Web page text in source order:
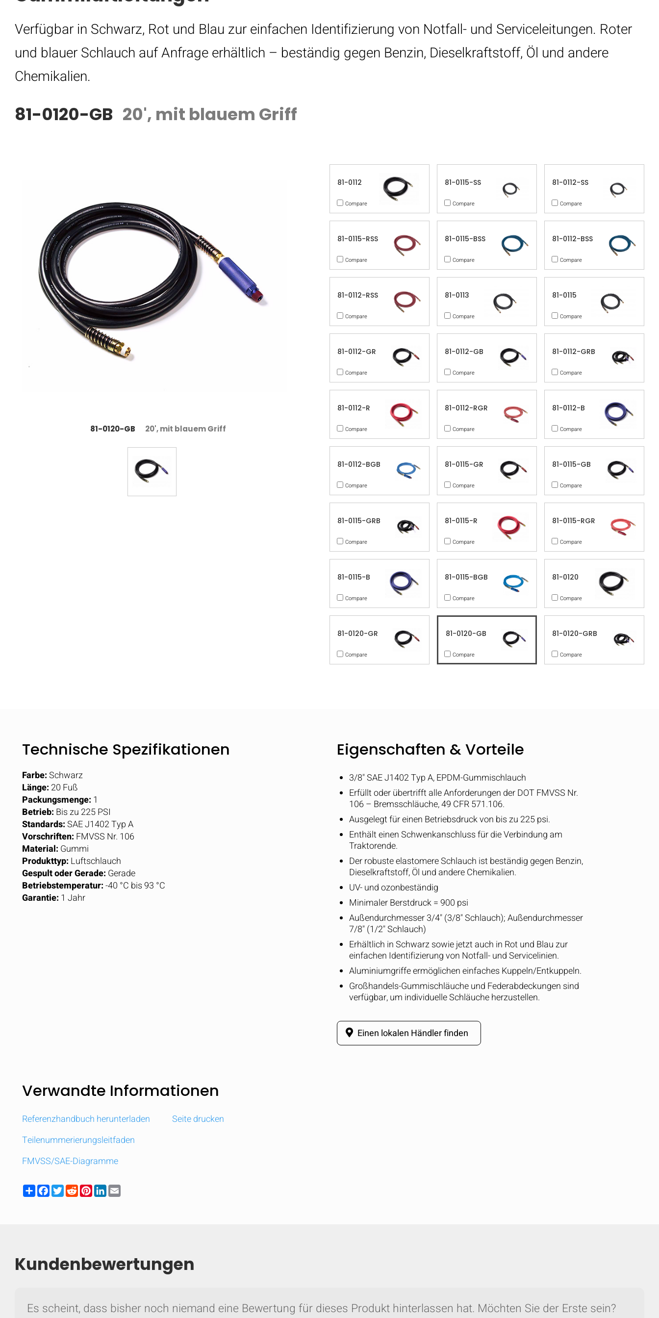
Verfügbar in Schwarz, Rot und Blau zur einfachen Identifizierung von Notfall- und Serviceleitungen. Roter
und blauer Schlauch auf Anfrage erhältlich – beständig gegen Benzin, Dieselkraftstoff, Öl und andere
Chemikalien.
81-0120-GB 20', mit blauem Griff
81-0120-GB 20', mit blauem Griff
81-0112
Compare
81-0115-SS
Compare
81-0112-SS
Compare
81-0115-RSS
Compare
81-0115-BSS
Compare
81-0112-BSS
Compare
81-0112-RSS
Compare
81-0113
Compare
81-0115
Compare
81-0112-GR
Compare
81-0112-GB
Compare
81-0112-GRB
Compare
81-0112-R
Compare
81-0112-RGR
Compare
81-0112-B
Compare
81-0112-BGB
Compare
81-0115-GR
Compare
81-0115-GB
Compare
81-0115-GRB
Compare
81-0115-R
Compare
81-0115-RGR
Compare
81-0115-B
Compare
81-0115-BGB
Compare
81-0120
Compare
81-0120-GR
Compare
81-0120-GB
Compare
81-0120-GRB
Compare
Technische Spezifikationen
Farbe:Schwarz
Länge: 20 Fuß
Packungsmenge: 1
Betrieb: Bis zu 225 PSI
Standards:SAE J1402 Typ A
Vorschriften: FMVSS Nr. 106
Material: Gummi
Produkttyp: Luftschlauch
Gespult oder Gerade: Gerade
Betriebstemperatur:-40 °C bis 93 °C
Garantie: 1 Jahr
Eigenschaften & Vorteile
3/8" SAE J1402 Typ A, EPDM-Gummischlauch
Erfüllt oder übertrifft alle Anforderungen der DOT FMVSS Nr.
106 – Bremsschläuche, 49 CFR 571.106.
Ausgelegt für einen Betriebsdruck von bis zu 225 psi.
Enthält einen Schwenkanschluss für die Verbindung am
Traktorende.
Der robuste elastomere Schlauch ist beständig gegen Benzin,
Dieselkraftstoff, Öl und andere Chemikalien.
UV- und ozonbeständig
Minimaler Berstdruck = 900 psi
Außendurchmesser 3/4" (3/8" Schlauch); Außendurchmesser
7/8" (1/2" Schlauch)
Erhältlich in Schwarz sowie jetzt auch in Rot und Blau zur
einfachen Identifizierung von Notfall- und Servicelinien.
Aluminiumgriffe ermöglichen einfaches Kuppeln/Entkuppeln.
Großhandels-Gummischläuche und Federabdeckungen sind
verfügbar, um individuelle Schläuche herzustellen.
Einen lokalen Händler finden
Verwandte Informationen
Referenzhandbuch herunterladen
Teilenummerierungsleitfaden
FMVSS/SAE-Diagramme
Seite drucken
ShareFacebook
TwitterRedditPinterestLinkedIn
Kundenbewertungen
Es scheint, dass bisher noch niemand eine Bewertung für dieses Produkt hinterlassen hat. Möchten Sie der Erste sein?